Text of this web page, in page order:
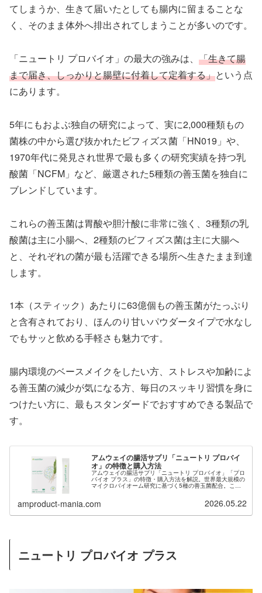
てしまうか、生きて届いたとしても腸内に留まることな
く、そのまま体外へ排出されてしまうことが多いのです。
「ニュートリ プロバイオ」の最大の強みは、 「生きて腸
まで届き、しっかりと腸壁に付着して定着する」という点
にあります。
5年にもおよぶ独自の研究によって、実に2,000種類もの
菌株の中から選び抜かれたビフィズス菌「HN019」や、
1970年代に発見され世界で最も多くの研究実績を持つ乳
酸菌「NCFM」など、厳選された5種類の善玉菌を独自に
ブレンドしています。
これらの善玉菌は胃酸や胆汁酸に非常に強く、3種類の乳
酸菌は主に小腸へ、2種類のビフィズス菌は主に大腸へ
と、それぞれの菌が最も活躍できる場所へ生きたまま到達
します。
1本（スティック）あたりに63億個もの善玉菌がたっぷり
と含有されており、ほんのり甘いパウダータイプで水なし
でもサッと飲める手軽さも魅力です。
腸内環境のベースメイクをしたい方、ストレスや加齢によ
る善玉菌の減少が気になる方、毎日のスッキリ習慣を身に
つけたい方に、最もスタンダードでおすすめできる製品で
す。
アムウェイの腸活サプリ「ニュートリ プロバイ
オ」の特徴と購入方法
アムウェイの腸活サプリ「ニュートリ プロバイオ」「プロ
バイオ プラス」の特徴・購入方法を解説。世界最大規模の
マイクロバイオーム研究に基づく5種の善玉菌配合。この
amproduct-mania.com 2026.05.22
ニュートリ プロバイオ プラス